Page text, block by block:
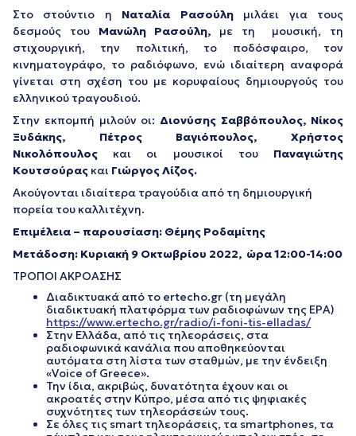
Στο στούντιο η Ναταλία Ρασούλη μιλάει για τους
δεσμούς του Μανώλη Ρασούλη, με τη μουσική, τη
στιχουργική, την πολιτική, το ποδόσφαιρο, τον
κινηματογράφο, το ραδιόφωνο, ενώ ιδιαίτερη αναφορά
γίνεται στη σχέση του με κορυφαίους δημιουργούς του
ελληνικού τραγουδιού.
Στην εκπομπή μιλούν οι: Διονύσης Σαββόπουλος, Νίκος
Ξυδάκης, Πέτρος Βαγιόπουλος, Χρήστος
Νικολόπουλος και οι μουσικοί του Παναγιώτης
Κουτσούρας και Γιώργος Λίζος.
Ακούγονται ιδιαίτερα τραγούδια από τη δημιουργική
πορεία του καλλιτέχνη.
Επιμέλεια – παρουσίαση: Θέμης Ροδαμίτης
Μετάδοση: Κυριακή 9 Οκτωβρίου 2022, ώρα 12:00-14:00
ΤΡΟΠΟΙ ΑΚΡΟΑΣΗΣ
Διαδικτυακά από το ertecho.gr (τη μεγάλη
διαδικτυακή πλατφόρμα των ραδιοφώνων της ΕΡΑ)
https://www.ertecho.gr/radio/i-foni-tis-elladas/
Στην Ελλάδα, από τις τηλεοράσεις, στα
ραδιοφωνικά κανάλια που αποθηκεύονται
αυτόματα στη λίστα των σταθμών, με την ένδειξη
«Voice of Greece».
Την ίδια, ακριβώς, δυνατότητα έχουν και οι
ακροατές στην Κύπρο, μέσα από τις ψηφιακές
συχνότητες των τηλεοράσεών τους.
Σε όλες τις smart τηλεοράσεις, τα smartphones, τα